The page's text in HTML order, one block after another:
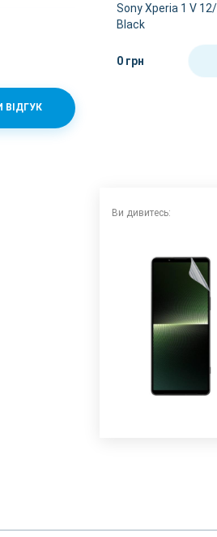
ВІДГУК
Sony Xperia 1 V
Black
0 грн
Ви дивитесь: